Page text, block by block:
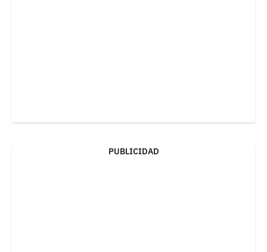
PUBLICIDAD